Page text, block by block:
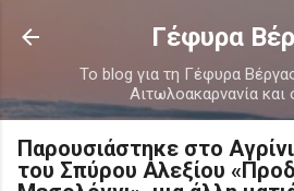
Μετάβαση στο κύριο
Γέφυρα
Το blog για τη Γέφυρα
Αιτωλοακαρνανία και
Παρουσιάστηκε στο
του Σπύρου Αλεξίου